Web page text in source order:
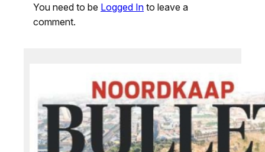
You need to be Logged In to leave a
comment.